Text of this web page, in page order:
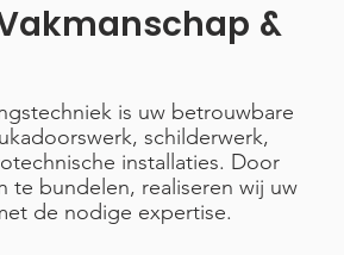
&
is uw betrouwbare
schilderwerk,
installaties. Door
te bundelen, realiseren wij uw
de nodige expertise.